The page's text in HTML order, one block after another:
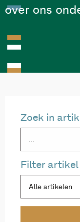
over ons
Zoek in
Filter
Alle artikelen